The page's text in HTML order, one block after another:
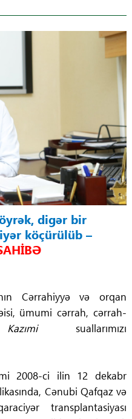
digər bir
köçürülüb –
Cərrahiyyə və orqan
ümumi cərrah, cərrah-
suallarımızı
2008-ci ilin 12 dekabr
Cənubi Qafqaz və
transplantasiyası